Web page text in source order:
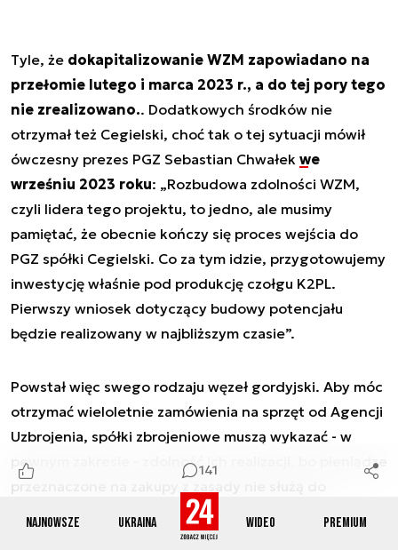
Najnowsze Ukraina Wideo Premium
141
Tyle, że dokapitalizowanie WZM zapowiadano na
przełomie lutego i marca 2023 r., a do tej pory tego
nie zrealizowano.. Dodatkowych środków nie
otrzymał też Cegielski, choć tak o tej sytuacji mówił
ówczesny prezes PGZ Sebastian Chwałek we
wrześniu 2023 roku: „Rozbudowa zdolności WZM,
czyli lidera tego projektu, to jedno, ale musimy
pamiętać, że obecnie kończy się proces wejścia do
PGZ spółki Cegielski. Co za tym idzie, przygotowujemy
inwestycję właśnie pod produkcję czołgu K2PL.
Pierwszy wniosek dotyczący budowy potencjału
będzie realizowany w najbliższym czasie”.
Powstał więc swego rodzaju węzeł gordyjski. Aby móc
otrzymać wieloletnie zamówienia na sprzęt od Agencji
Uzbrojenia, spółki zbrojeniowe muszą wykazać - w
pewnym zakresie - zdolność ich realizacji, bo pieniądze
przeznaczone na zakupy z zasady nie służą do
budowania potencjału „od podstaw”. Z kolei z punktu
widzenia PGZ korzystne byłoby podpisanie umów